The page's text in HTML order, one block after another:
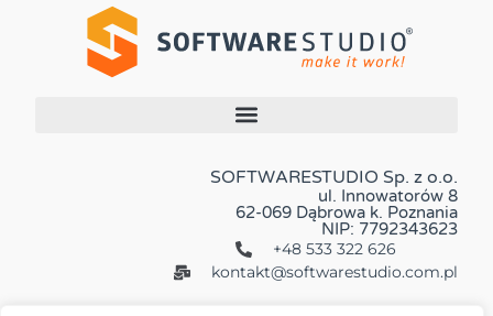
SOFTWARESTUDIO Sp. z o.o.
ul. Innowatorów 8
62-069 Dąbrowa k. Poznania
NIP: 7792343623
+48 533 322 626
kontakt@softwarestudio.com.pl